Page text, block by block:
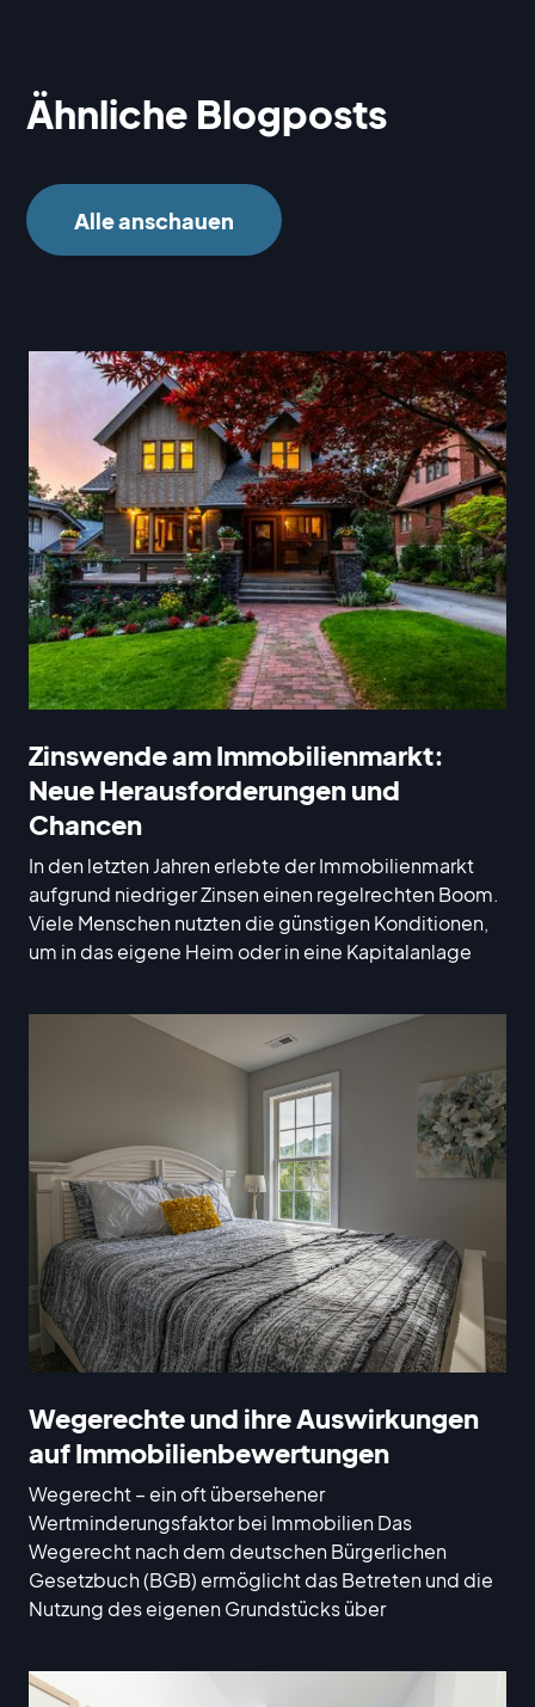
Ähnliche Blogposts
Alle anschauen
Zinswende am Immobilienmarkt:
Neue Herausforderungen und
Chancen
In den letzten Jahren erlebte der Immobilienmarkt
aufgrund niedriger Zinsen einen regelrechten Boom.
Viele Menschen nutzten die günstigen Konditionen,
um in das eigene Heim oder in eine Kapitalanlage
Wegerechte und ihre Auswirkungen
auf Immobilienbewertungen
Wegerecht – ein oft übersehener
Wertminderungsfaktor bei Immobilien Das
Wegerecht nach dem deutschen Bürgerlichen
Gesetzbuch (BGB) ermöglicht das Betreten und die
Nutzung des eigenen Grundstücks über